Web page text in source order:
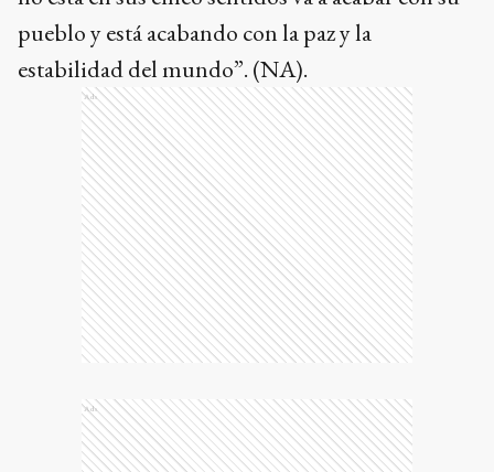
pueblo y está acabando con la paz y la
estabilidad del mundo”. (NA).
Ads
Ads